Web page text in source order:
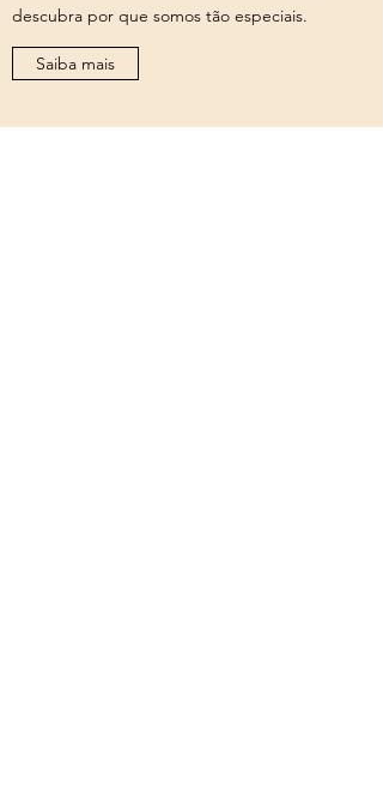
descubra por que somos tão especiais.
Saiba mais